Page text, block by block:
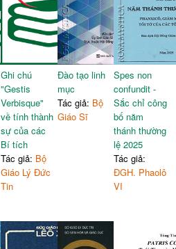
Ghi chú
"Gestis
Verbisque"
về tính thành
sự của các
Bí tích
Tác giả: Bộ
Giáo Lý Đức
Tin
Đào tạo linh
mục
Tác giả: Bộ
Giáo Sĩ
Spes non
confundit -
Sắc chỉ công
bố năm
thánh thường
lệ 2025
Tác giả:
ĐGH. Phaolô
VI